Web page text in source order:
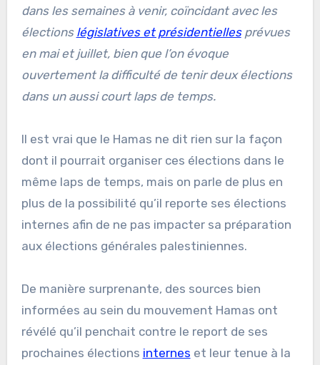
dans les semaines à venir, coïncidant avec les
élections législatives et présidentiellesprévues
en mai et juillet, bien que l’on évoque
ouvertement la difficulté de tenir deux élections
dans un aussi court laps de temps.
Il est vrai que le Hamas ne dit rien sur la façon
dont il pourrait organiser ces élections dans le
même laps de temps, mais on parle de plus en
plus de la possibilité qu’il reporte ses élections
internes afin de ne pas impacter sa préparation
aux élections générales palestiniennes.
De manière surprenante, des sources bien
informées au sein du mouvement Hamas ont
révélé qu’il penchait contre le report de ses
prochaines élections internes et leur tenue à la